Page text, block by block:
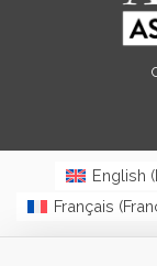
English (
Français (